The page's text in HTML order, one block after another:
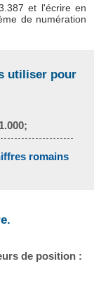
et l'écrire en
de numération
utiliser pour
romains
de position :